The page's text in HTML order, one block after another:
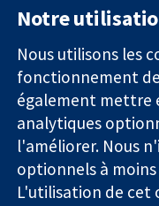
Des données
probantes.
Des décisions
éclairées.
Une meilleure
santé.
Notre
Nous utilisons les
fonctionnement
également mettre
analytiques
l'améliorer. Nous
optionnels à
L'utilisation de